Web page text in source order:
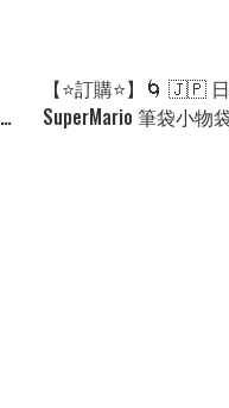
【⭐訂購⭐】🌀 🇯🇵
SuperMario 筆袋小物